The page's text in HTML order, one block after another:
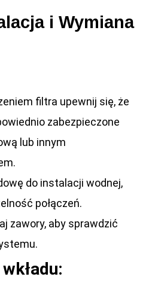
i Wymiana
filtra upewnij się, że
zabezpieczone
lub innym
do instalacji wodnej,
połączeń.
zawory, aby sprawdzić